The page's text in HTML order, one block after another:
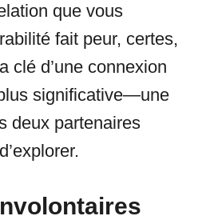
que vous
fait peur, certes,
clé d’une connexion
significative—une
deux partenaires